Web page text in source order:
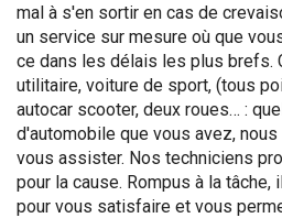
mal à s'en sortir en cas de
un service sur mesure où que
ce dans les délais les plus brefs.
utilitaire, voiture de sport, (tous
autocar scooter, deux roues… :
d'automobile que vous avez,
vous assister. Nos techniciens
pour la cause. Rompus à la
pour vous satisfaire et vous